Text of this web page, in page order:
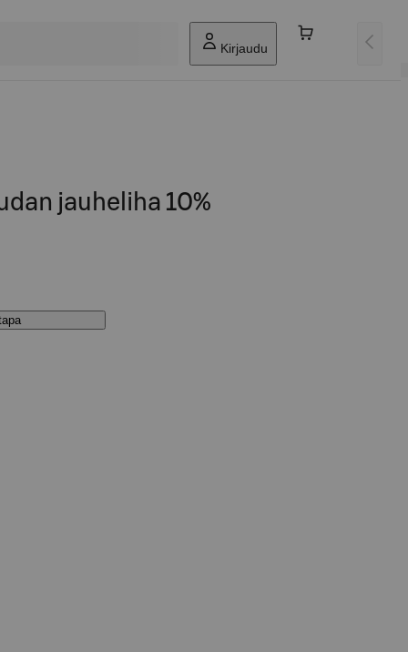
Kirjaudu
jauheliha 10%